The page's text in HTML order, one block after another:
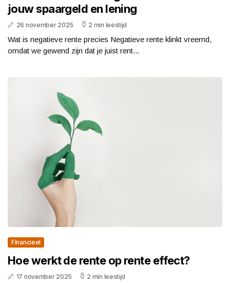
jouw spaargeld en lening
26 november 2025 2 min leestijd
Wat is negatieve rente precies Negatieve rente klinkt vreemd,
omdat we gewend zijn dat je juist rent...
Financieel
Hoe werkt de rente op rente effect?
17 november 2025 2 min leestijd